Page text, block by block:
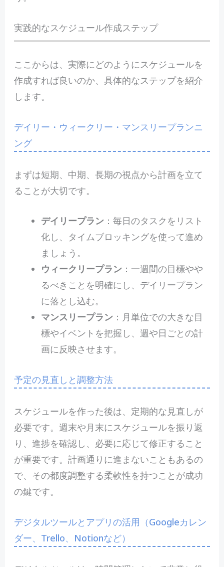
実践的なスケジュール作成ステップ
ここからは、実際にどのようにスケジュールを
作成すれば良いのか、具体的なステップを紹介
します。
デイリー・ウィークリー・マンスリープランニ
ング
まずは短期、中期、長期の視点から計画を立て
ることが大切です。
デイリープラン ：毎日のタスクをリスト
化し、タイムブロッキングを使って進め
ましょう。
ウィークリープラン ：一週間の目標やや
るべきことを明確にし、デイリープラン
に落とし込む。
マンスリープラン ：月単位での大きな目
標やイベントを把握し、週や日ごとの計
画に反映させます。
予定の見直しと調整方法
スケジュールを作った後は、定期的な見直しが
必要です。週末や月末にスケジュールを振り返
り、進捗を確認し、必要に応じて修正すること
が重要です。計画通りに進まないこともあるの
で、その都度調整する柔軟性を持つことが成功
の鍵です。
デジタルツールとアプリの活用（Googleカレン
ダー、Trello、Notionなど）